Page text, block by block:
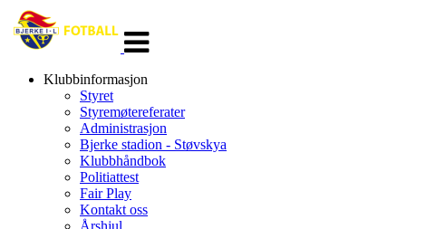
navigasjon
Klubbinformasjon
Styret
Styremøtereferater
Administrasjon
Bjerke stadion - Støvskya
Klubbhåndbok
Politiattest
Fair Play
Kontakt oss
Årshjul